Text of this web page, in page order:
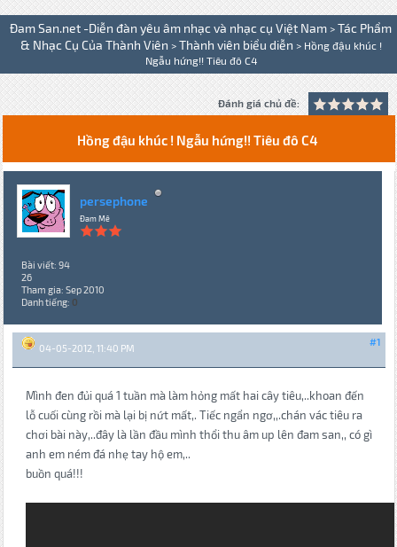
Đam San.net -Diễn đàn yêu âm nhạc và nhạc cụ Việt Nam > Tác Phẩm
& Nhạc Cụ Của Thành Viên > Thành viên biểu diễn > Hồng đậu khúc !
Ngẫu hứng!! Tiêu đô C4
Đánh giá chủ đề:
Hồng đậu khúc ! Ngẫu hứng!! Tiêu đô C4
persephone
Đam Mê
Bài viết: 94
26
Tham gia: Sep 2010
Danh tiếng: 0
#1
04-05-2012, 11:40 PM
Mình đen đủi quá 1 tuần mà làm hỏng mất hai cây tiêu,..khoan đến
lỗ cuối cùng rồi mà lại bị nứt mất,. Tiếc ngẩn ngơ,,.chán vác tiêu ra
chơi bài này,..đây là lần đầu mình thổi thu âm up lên đam san,, có gì
anh em ném đá nhẹ tay hộ em,..
buồn quá!!!